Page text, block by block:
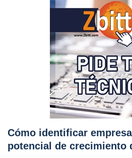
Cómo identificar
potencial de crecimiento